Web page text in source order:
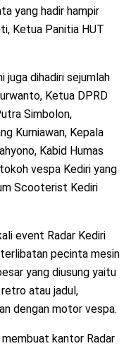
yang hadir hampir
Ketua Panitia HUT
juga dihadiri sejumlah
Ketua DPRD
Simbolon,
Kurniawan, Kepala
Kabid Humas
vespa Kediri yang
Scooterist Kediri
event Radar Kediri
pecinta mesin
yang diusung yaitu
atau jadul,
dengan motor vespa.
kantor Radar